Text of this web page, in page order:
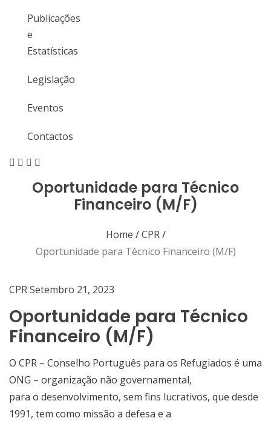
Publicações
e
Estatísticas
Legislação
Eventos
Contactos
Oportunidade para Técnico
Financeiro (M/F)
Home / CPR/
Oportunidade para Técnico Financeiro (M/F)
CPRSetembro 21, 2023
Oportunidade para Técnico
Financeiro (M/F)
O CPR – Conselho Português para os Refugiados é uma
ONG – organização não governamental,
para o desenvolvimento, sem fins lucrativos, que desde
1991, tem como missão a defesa e a